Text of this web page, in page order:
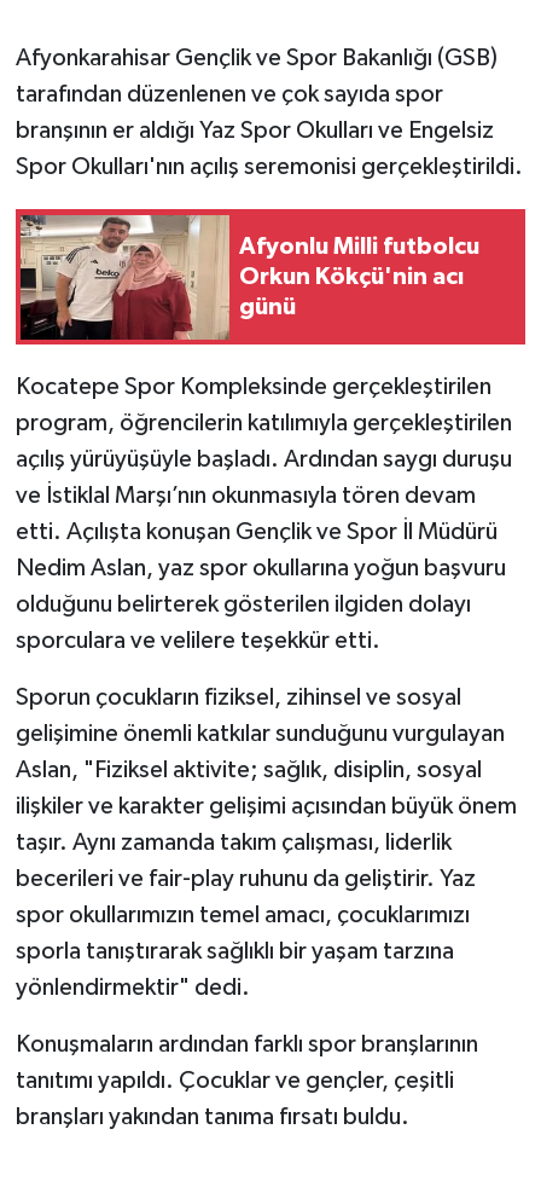
Afyonkarahisar Gençlik ve Spor Bakanlığı (GSB)
tarafından düzenlenen ve çok sayıda spor
branşının er aldığı Yaz Spor Okulları ve Engelsiz
Spor Okulları'nın açılış seremonisi gerçekleştirildi.
Afyonlu Milli futbolcu
Orkun Kökçü'nin acı
günü
Kocatepe Spor Kompleksinde gerçekleştirilen
program, öğrencilerin katılımıyla gerçekleştirilen
açılış yürüyüşüyle başladı. Ardından saygı duruşu
ve İstiklal Marşı’nın okunmasıyla tören devam
etti. Açılışta konuşan Gençlik ve Spor İl Müdürü
Nedim Aslan, yaz spor okullarına yoğun başvuru
olduğunu belirterek gösterilen ilgiden dolayı
sporculara ve velilere teşekkür etti.
Sporun çocukların fiziksel, zihinsel ve sosyal
gelişimine önemli katkılar sunduğunu vurgulayan
Aslan, "Fiziksel aktivite; sağlık, disiplin, sosyal
ilişkiler ve karakter gelişimi açısından büyük önem
taşır. Aynı zamanda takım çalışması, liderlik
becerileri ve fair-play ruhunu da geliştirir. Yaz
spor okullarımızın temel amacı, çocuklarımızı
sporla tanıştırarak sağlıklı bir yaşam tarzına
yönlendirmektir" dedi.
Konuşmaların ardından farklı spor branşlarının
tanıtımı yapıldı. Çocuklar ve gençler, çeşitli
branşları yakından tanıma fırsatı buldu.